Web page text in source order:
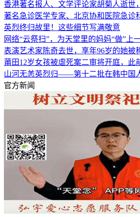
香港著名报人、文学评论家胡菊人逝世
著名急诊医学专家、北京协和医院急诊
英烈终归故里！这些细节写满敬意
网络“云祭扫”，为天堂里的妈妈“做”上
表演艺术家陈奇去世，享年96岁的她被
莆田12岁女孩被虐死案二审将开庭，此
山河无恙英烈归——第十二批在韩中国
官方新闻